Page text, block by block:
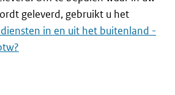
geleverd, gebruikt u het
in en uit het buitenland -